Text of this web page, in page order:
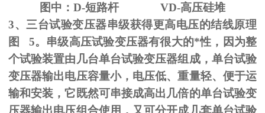
图中： D-短路杆 VD-高压硅堆
3、三台试验变压器串级获得更高电压的结线原理
图 5。串级高压试验变压器有很大的*性，因为整
个试验装置由几台单台试验变压器组成，单台试验
变压器输出电压容量小，电压低、重量轻、便于运
输和安装，它既然可串接成高出几倍的单台试验变
压器输出电压组合使用，又可分开成几套单台试验